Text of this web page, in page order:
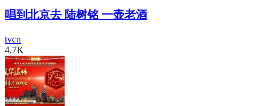
唱到北京去 陆树铭 一壶老酒
tvcn
4.7K